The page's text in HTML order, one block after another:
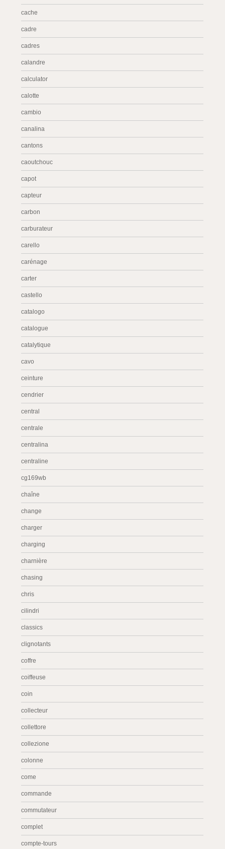
cache
cadre
cadres
calandre
calculator
calotte
cambio
canalina
cantons
caoutchouc
capot
capteur
carbon
carburateur
carello
carénage
carter
castello
catalogo
catalogue
catalytique
cavo
ceinture
cendrier
central
centrale
centralina
centraline
cg169wb
chaîne
change
charger
charging
charnière
chasing
chris
cilindri
classics
clignotants
coffre
coiffeuse
coin
collecteur
collettore
collezione
colonne
come
commande
commutateur
complet
compte-tours